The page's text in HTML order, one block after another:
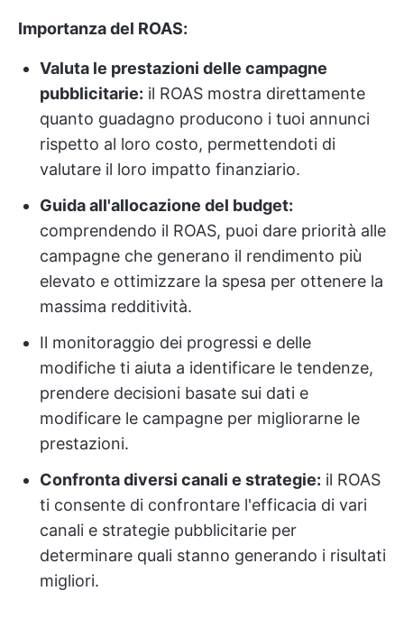
Importanza del ROAS:
Valuta le prestazioni delle campagne
pubblicitarie: il ROAS mostra direttamente
quanto guadagno producono i tuoi annunci
rispetto al loro costo, permettendoti di
valutare il loro impatto finanziario.
Guida all'allocazione del budget:
comprendendo il ROAS, puoi dare priorità alle
campagne che generano il rendimento più
elevato e ottimizzare la spesa per ottenere la
massima redditività.
Il monitoraggio dei progressi e delle
modifiche ti aiuta a identificare le tendenze,
prendere decisioni basate sui dati e
modificare le campagne per migliorarne le
prestazioni.
Confronta diversi canali e strategie: il ROAS
ti consente di confrontare l'efficacia di vari
canali e strategie pubblicitarie per
determinare quali stanno generando i risultati
migliori.